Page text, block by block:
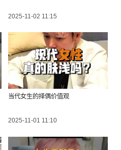
2025-11-02 11:15
当代女生的择偶价值观
2025-11-01 11:10